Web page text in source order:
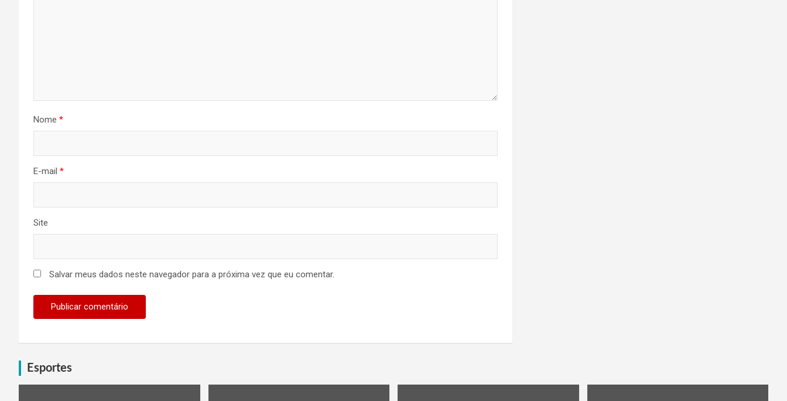
Nome *
E-mail *
Site
Salvar meus dados neste navegador para a próxima vez que eu comentar.
Esportes